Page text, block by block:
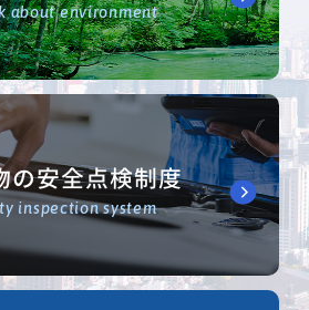
about environment
の安全点検制度
inspection system